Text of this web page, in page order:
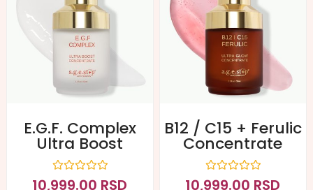
E.G.F. Complex
Ultra Boost
Ocenjeno
10,999.00 RSD
B12 / C15 + Ferulic
Concentrate
Ocenjeno
10,999.00 RSD